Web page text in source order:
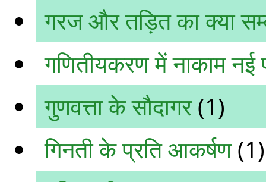
गरज और तड़ि‍त का क्या
गणितीयकरण में नाकाम
गुणवत्ता के सौदागर(1)
गिनती के प्रति आकर्षण(1)